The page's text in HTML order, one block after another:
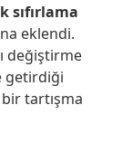
sıfırlama
eklendi.
değiştirme
getirdiği
tartışma